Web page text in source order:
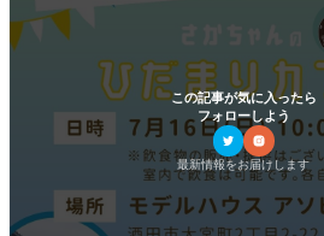
この記事が気に入ったら
フォローしよう
最新情報をお届けします